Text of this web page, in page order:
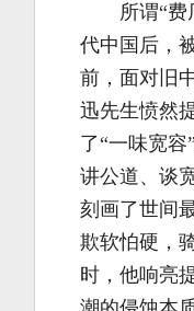
所谓“
代中国后，
前，面对旧
迅先生愤然
了“一味宽
讲公道、谈
刻画了世间
欺软怕硬，
时，他响亮